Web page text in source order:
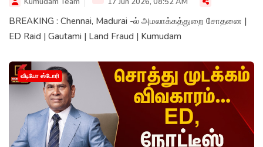
BREAKING : Chennai, Madurai -ல் அமலாக்கத்துறை சோதனை |
ED Raid | Gautami | Land Fraud | Kumudam
வீடியோ ஸ்டோரி